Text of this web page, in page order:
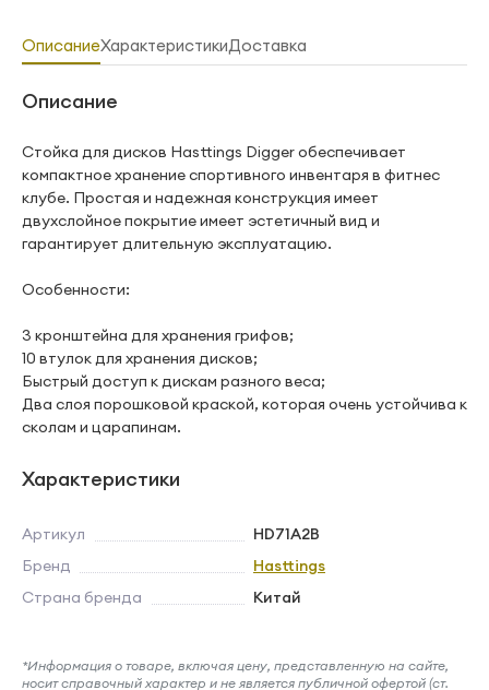
ОписаниеХарактеристикиДоставка
Описание
Стойка для дисков Hasttings Digger обеспечивает
компактное хранение спортивного инвентаря в фитнес
клубе. Простая и надежная конструкция имеет
двухслойное покрытие имеет эстетичный вид и
гарантирует длительную эксплуатацию.
Особенности:
3 кронштейна для хранения грифов;
10 втулок для хранения дисков;
Быстрый доступ к дискам разного веса;
Два слоя порошковой краской, которая очень устойчива к
сколам и царапинам.
Характеристики
Артикул
HD71A2B
Бренд
Hasttings
Страна бренда
Китай
*Информация о товаре, включая цену, представленную на сайте,
носит справочный характер и не является публичной офертой (ст.